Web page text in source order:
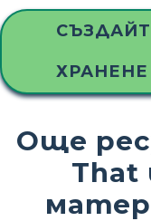
ХРАНЕНЕ
Още
That